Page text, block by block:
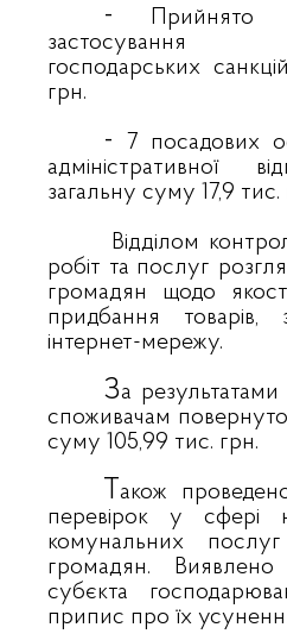
-
Прийнято
застосування
господарських
грн.
-
7 посадових
адміністративної
загальну суму 17,9 тис.
Відділом
робіт та послуг
громадян щодо
придбання
інтернет-мережу.
За
споживачам
суму 105,99 тис. грн.
Також
перевірок у сфері
комунальних
громадян.
субєкта
припис про їх